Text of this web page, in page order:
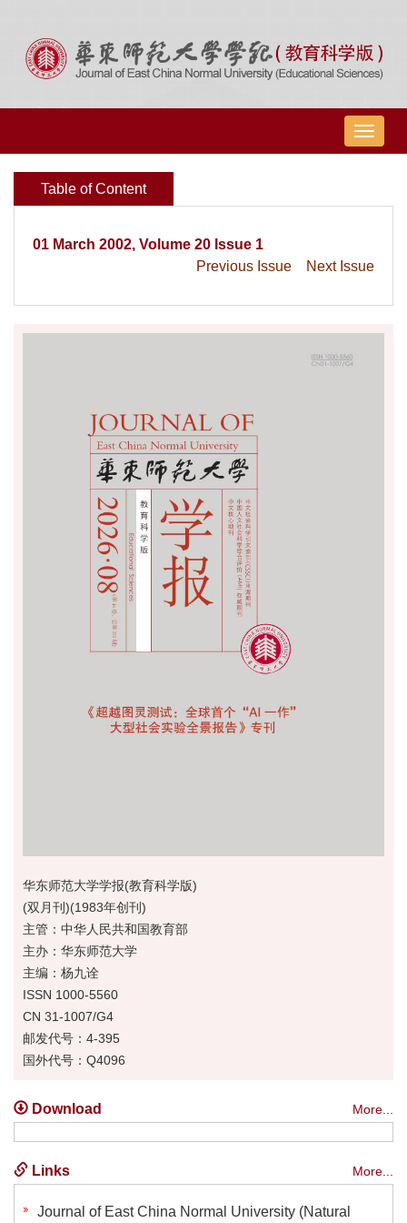
导
航
Table of Content
01 March 2002, Volume 20 Issue 1
Previous Issue
Next Issue
华东师范大学学报(教育科学版)
(双月刊)(1983年创刊)
主管：中华人民共和国教育部
主办：华东师范大学
主编：杨九诠
ISSN 1000-5560
CN 31-1007/G4
邮发代号：4-395
国外代号：Q4096
Download More...
Links More...
Journal of East China Normal University (Natural